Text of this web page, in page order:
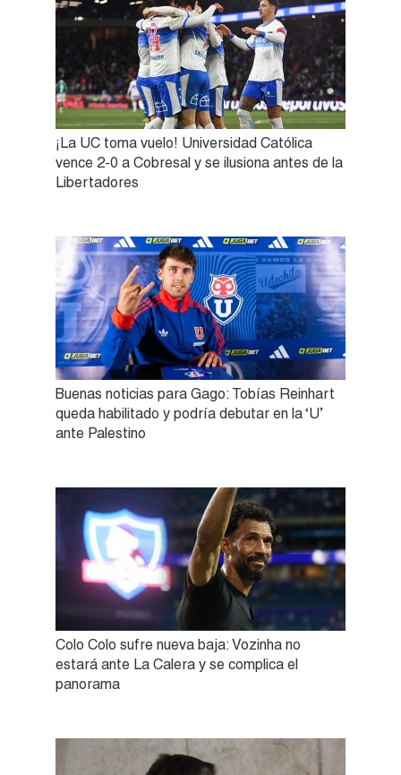
¡La UC toma vuelo! Universidad Católica
vence 2-0 a Cobresal y se ilusiona antes de la
Libertadores
Buenas noticias para Gago: Tobías Reinhart
queda habilitado y podría debutar en la ‘U’
ante Palestino
Colo Colo sufre nueva baja: Vozinha no
estará ante La Calera y se complica el
panorama